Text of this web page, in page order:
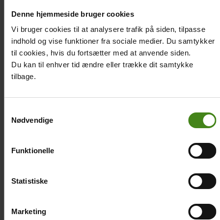
Denne hjemmeside bruger cookies
Vi bruger cookies til at analysere trafik på siden, tilpasse
indhold og vise funktioner fra sociale medier. Du samtykker
til cookies, hvis du fortsætter med at anvende siden.
Du kan til enhver tid ændre eller trække dit samtykke
tilbage.
Nødvendige
Funktionelle
Statistiske
Marketing
Colorbox
gallery
Klik på billederne for at få dem vist i stor størrelse.
Slideshow
images
content
picture
Ghanas historie
Når en høvding